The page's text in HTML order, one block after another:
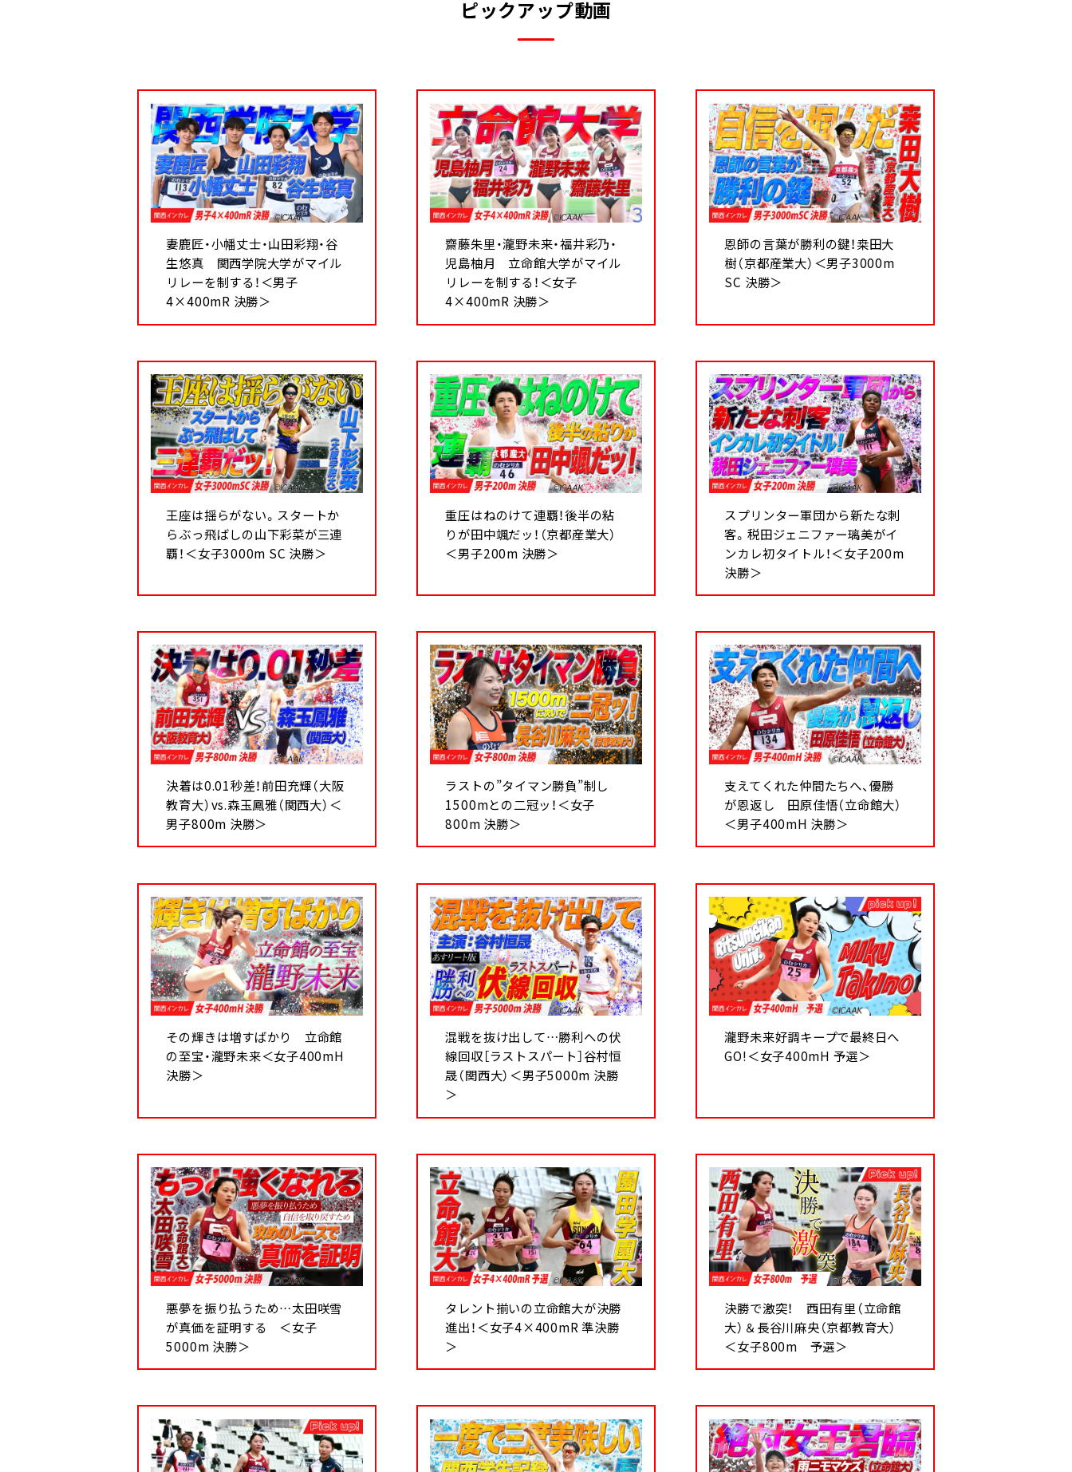
ピックアップ動画
妻鹿匠・小幡丈士・山田彩翔・谷
生悠真 関西学院大学がマイル
リレーを制する！＜男子
4×400mR 決勝＞
齋藤朱里・瀧野未来・福井彩乃・
児島柚月 立命館大学がマイル
リレーを制する！＜女子
4×400mR 決勝＞
恩師の言葉が勝利の鍵！桒田大
樹（京都産業大）＜男子3000m
SC 決勝＞
王座は揺らがない。スタートか
らぶっ飛ばしの山下彩菜が三連
覇！＜女子3000m SC 決勝＞
重圧はねのけて連覇！後半の粘
りが田中颯だッ！（京都産業大）
＜男子200m 決勝＞
スプリンター軍団から新たな刺
客。税田ジェニファー璃美がイ
ンカレ初タイトル！＜女子200m
決勝＞
決着は0.01秒差！前田充輝（大阪
教育大）vs.森玉鳳雅（関西大）＜
男子800m 決勝＞
ラストの”タイマン勝負”制し
1500mとの二冠ッ！＜女子
800m 決勝＞
支えてくれた仲間たちへ、優勝
が恩返し 田原佳悟（立命館大）
＜男子400mH 決勝＞
その輝きは増すばかり 立命館
の至宝・瀧野未来＜女子400mH
決勝＞
混戦を抜け出して…勝利への伏
線回収［ラストスパート］谷村恒
晟（関西大）＜男子5000m 決勝
＞
瀧野未来好調キープで最終日へ
GO!＜女子400mH 予選＞
悪夢を振り払うため…太田咲雪
が真価を証明する ＜女子
5000m 決勝＞
タレント揃いの立命館大が決勝
進出！＜女子4×400mR 準決勝
＞
決勝で激突！ 西田有里（立命館
大）＆長谷川麻央（京都教育大）
＜女子800m 予選＞